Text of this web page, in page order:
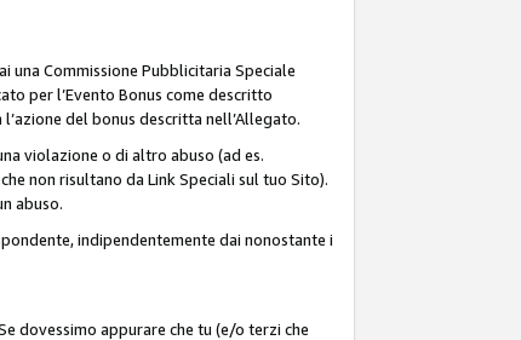
una Commissione Pubblicitaria Speciale
per l’Evento Bonus come descritto
del bonus descritta nell’Allegato.
violazione o di altro abuso (ad es.
non risultano da Link Speciali sul tuo Sito).
abuso.
indipendentemente dai nonostante i
dovessimo appurare che tu (e/o terzi che